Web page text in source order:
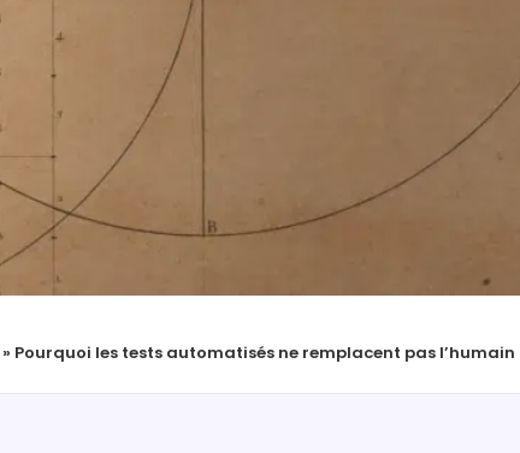
» Pourquoi les tests automatisés ne remplacent pas l’humain